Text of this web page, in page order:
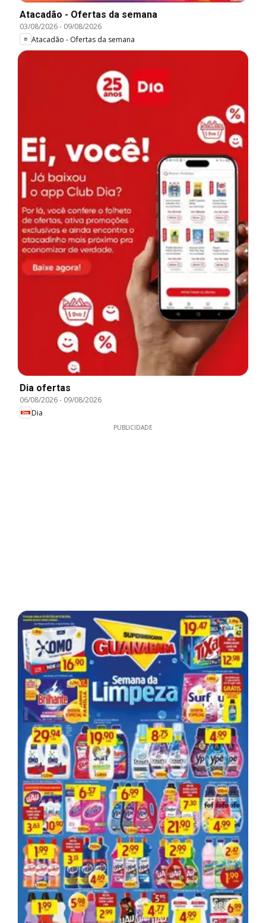
Atacadão - Ofertas da semana
03/08/2026- 09/08/2026
Atacadão - Ofertas da semana
Dia ofertas
06/08/2026- 09/08/2026
Dia
PUBLICIDADE